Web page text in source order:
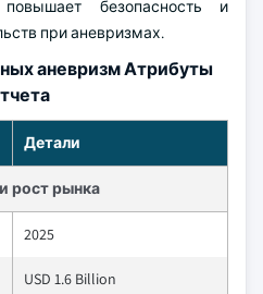
безопасность и
при аневризмах.
аневризм Атрибуты
Детали
рост рынка
2025
USD 1.6 Billion